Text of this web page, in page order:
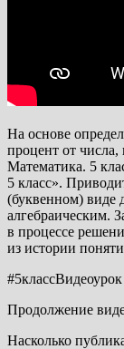
На основе
процент от
Математика. 5
5 класс».
(буквенном) виде
алгебраическим.
в процессе
из истории
Продолжение
Насколько